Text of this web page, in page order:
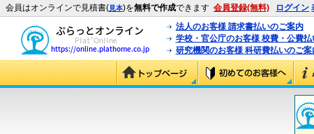
会員はオンラインで見積書(見本)を無料で作成できます 会員登録(無料) ログイン
法人のお客様 請求書払いのご案内
学校・官公庁のお客様 校費・公費
研究機関のお客様 科研費払いのご案